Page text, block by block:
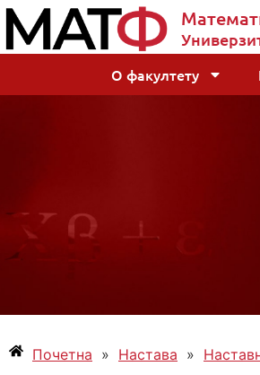
О факултету
Почетна » Настава »